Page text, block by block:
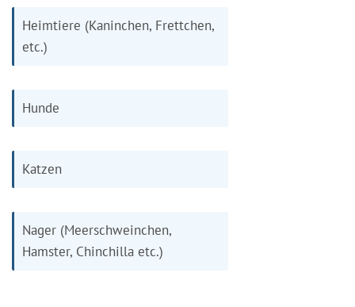
Heimtiere (Kaninchen, Frettchen,
etc.)
Hunde
Katzen
Nager (Meerschweinchen,
Hamster, Chinchilla etc.)